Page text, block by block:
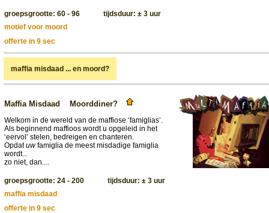
groepsgrootte: 60 - 96 tijdsduur: ± 3 uur
motief voor moord
offerte in 9 sec
maffia misdaad ... en moord?
Maffia Misdaad Moorddiner?
Welkom in de wereld van de maffiose ‘famiglias’.
Als beginnend maffioos wordt u opgeleid in het
‘eervol’ stelen, bedreigen en chanteren.
Opdatuwfamiglia de meest misdadige famiglia
wordt...
zo niet, dan....
groepsgrootte: 24 - 200 tijdsduur: ± 3 uur
maffia misdaad
offerte in 9 sec